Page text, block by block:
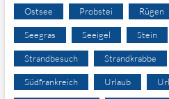
Ostsee Probstei Rügen
Seegras Seeigel Stein
Strandbesuch Strandkrabbe
Südfrankreich Urlaub